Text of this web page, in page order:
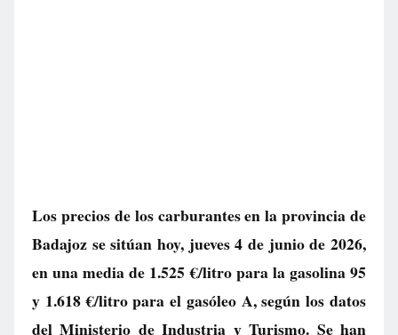
Los precios de los carburantes en la provincia de
Badajoz se sitúan hoy, jueves 4 de junio de 2026,
en una media de 1.525 €/litropara la gasolina 95
y 1.618 €/litropara el gasóleo A, según los datos
del Ministerio de Industria y Turismo. Se han